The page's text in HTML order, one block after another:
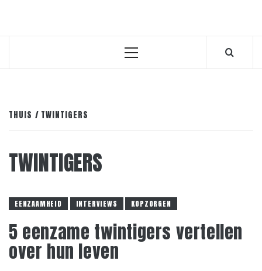
Primair
THUIS TWINTIGERS
TWINTIGERS
EENZAAMHEID INTERVIEWS KOPZORGEN
5 eenzame twintigers vertellen
over hun leven